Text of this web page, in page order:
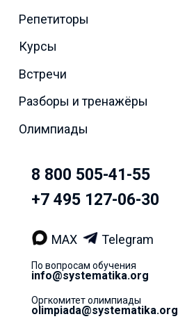
Репетиторы
Курсы
Встречи
Разборы и тренажёры
Олимпиады
8 800 505-41-55
+7 495 127-06-30
MAX Telegram
По вопросам обучения
info@systematika.org
Оргкомитет олимпиады
olimpiada@systematika.org